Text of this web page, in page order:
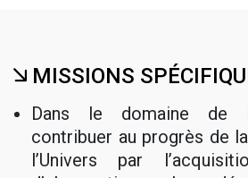
MISSIONS
Dans le domaine de
contribuer au progrès de
l’Univers par